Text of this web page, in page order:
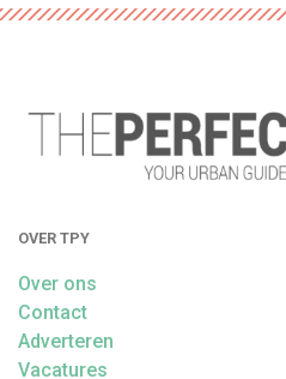
OVER TPY
Over ons
Contact
Adverteren
Vacatures